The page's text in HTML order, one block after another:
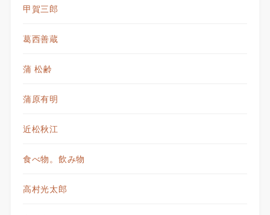
甲賀三郎
葛西善蔵
蒲 松齢
蒲原有明
近松秋江
食べ物。飲み物
高村光太郎